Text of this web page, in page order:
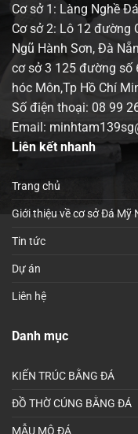
Cơ sở 1: Làng Nghề
Cơ sở 2: Lô 12 đường
Ngũ Hành Sơn, Đà
cơ sở 3 125 đường số
hóc Môn,Tp Hồ Chí
Số điện thoại: 08 99
Email:
Liên kết nhanh
Trang chủ
Giới thiệu về cơ sở Đá Mỹ
Tin tức
Dự án
Liên hệ
Danh mục
KIẾN TRÚC BẰNG ĐÁ
ĐỒ THỜ CÚNG BẰNG ĐÁ
MẪU MỘ ĐÁ